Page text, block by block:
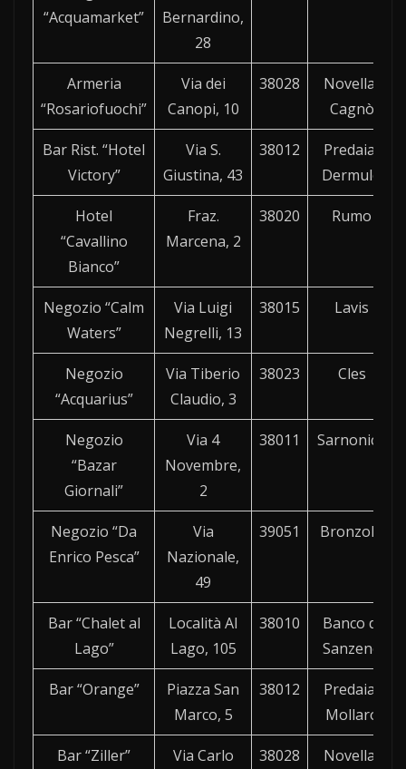
“Acquamarket”
Bernardino,
28
Armeria
“Rosariofuochi”
Via dei
Canopi, 10
38028
Novella-
Cagnò
Bar Rist. “Hotel
Victory”
Via S.
Giustina, 43
38012
Predaia-
Dermulo
Hotel
“Cavallino
Bianco”
Fraz.
Marcena, 2
38020 Rumo
Negozio “Calm
Waters”
Via Luigi
Negrelli, 13
38015 Lavis
Negozio
“Acquarius”
Via Tiberio
Claudio, 3
38023 Cles
Negozio
“Bazar
Giornali”
Via 4
Novembre,
2
38011 Sarnonico
Negozio “Da
Enrico Pesca”
Via
Nazionale,
49
39051 Bronzolo
Bar “Chalet al
Lago”
Località Al
Lago, 105
38010
Banco di
Sanzeno
Bar “Orange”
Piazza San
Marco, 5
38012
Predaia-
Mollaro
Bar “Ziller”
Via Carlo
38028
Novella-